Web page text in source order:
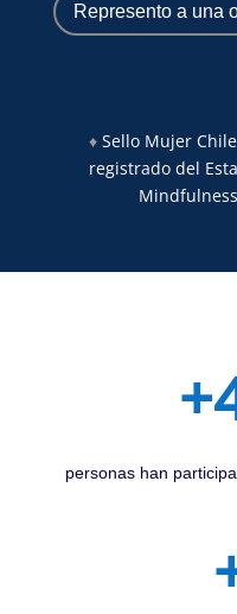
Represento a una
♦ Sello Mujer
registrado del
personas han